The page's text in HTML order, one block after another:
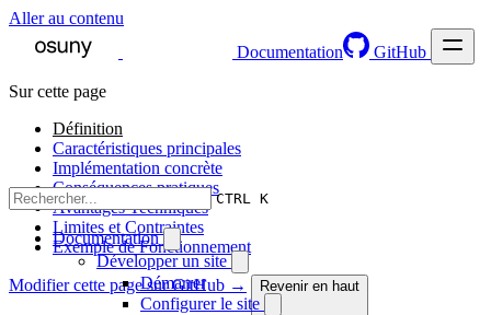
Aller au contenu
Documentation
GitHub
CTRL K
Documentation
Développer un site
Démarrer
Configurer le site
Sur cette page
Définition
Caractéristiques principales
Implémentation concrète
Conséquences pratiques
Avantages Techniques
Limites et Contraintes
Exemple de Fonctionnement
Modifier cette page sur GitHub → Revenir en haut